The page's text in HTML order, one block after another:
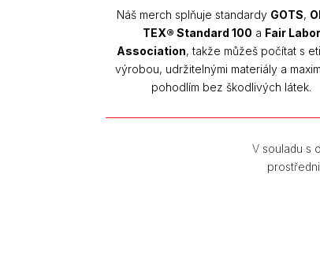
Náš merch splňuje standardy GOTS,
TEX® Standard 100 a Fair Labor
Association, takže můžeš počítat s
výrobou, udržitelnými materiály a
pohodlím bez škodlivých látek.
V souladu s